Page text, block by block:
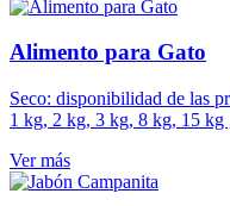
Alimento para Gato
Seco: disponibilidad de las
1 kg, 2 kg, 3 kg, 8 kg, 15 kg
Ver más